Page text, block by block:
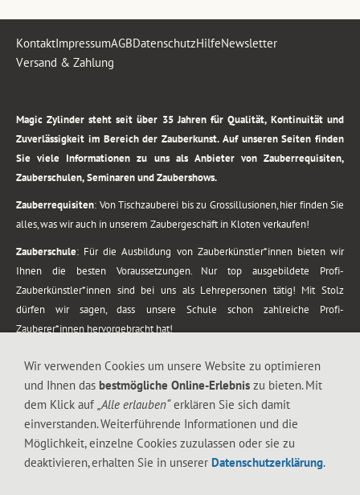
KontaktImpressumAGBDatenschutzHilfeNewsletter
Versand & Zahlung
Magic Zylinder steht seit über 35 Jahren für Qualität, Kontinuität und
Zuverlässigkeit im Bereich der Zauberkunst. Auf unseren Seiten finden
Sie viele Informationen zu uns als Anbieter von Zauberrequisiten,
Zauberschulen, Seminaren und Zaubershows.
Zauberrequisiten: Von Tischzauberei bis zu Grossillusionen, hier finden Sie
alles, was wir auch in unserem Zaubergeschäft in Kloten verkaufen!
Zauberschule: Für die Ausbildung von Zauberkünstler*innen bieten wir
Ihnen die besten Voraussetzungen. Nur top ausgebildete Profi-
Zauberkünstler*innen sind bei uns als Lehrepersonen tätig! Mit Stolz
dürfen wir sagen, dass unsere Schule schon zahlreiche Profi-
Zauberer*innen hervorgebracht hat!
vom Kinderprogramm bis zur Tischzauberei. Lassen Sie sich faszinieren von
meiner Zauber-Sprech-Show, angerührt mit sprachlichen Sequenzen,
gewürzt mit Gags und visuellen Illusionen wie Kaninchen, Vasen, Seilen,
Wir verwenden Cookies um unsere Website zu optimieren
und Ihnen das bestmögliche Online-Erlebnis zu bieten. Mit
dem Klick auf „Alle erlauben“erklären Sie sich damit
einverstanden. Weiterführende Informationen und die
Möglichkeit, einzelne Cookies zuzulassen oder sie zu
deaktivieren, erhalten Sie in unserer Datenschutzerklärung.